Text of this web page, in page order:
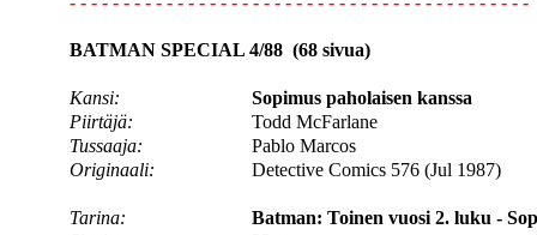
BATMAN SPECIAL 4/88 (68 sivua)
Kansi:
Sopimus paholaisen kanssa
Piirtäjä:
Todd McFarlane
Tussaaja:
Pablo Marcos
Originaali:
Detective Comics 576 (Jul 1987)
Tarina:
Batman: Toinen vuosi 2. luku -